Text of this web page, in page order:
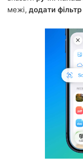
межі, додати фільтр